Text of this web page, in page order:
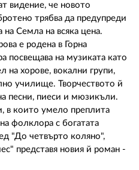
видение, че новото
трябва да предупреди
Семла на всяка цена.
е родена в Горна
посвещава на музиката като
на хорове, вокални групи,
училище. Творчеството й
песни, пиеси и мюзикъли.
в които умело преплита
фолклора с богатата
"До четвърто коляно",
представя новия й роман -